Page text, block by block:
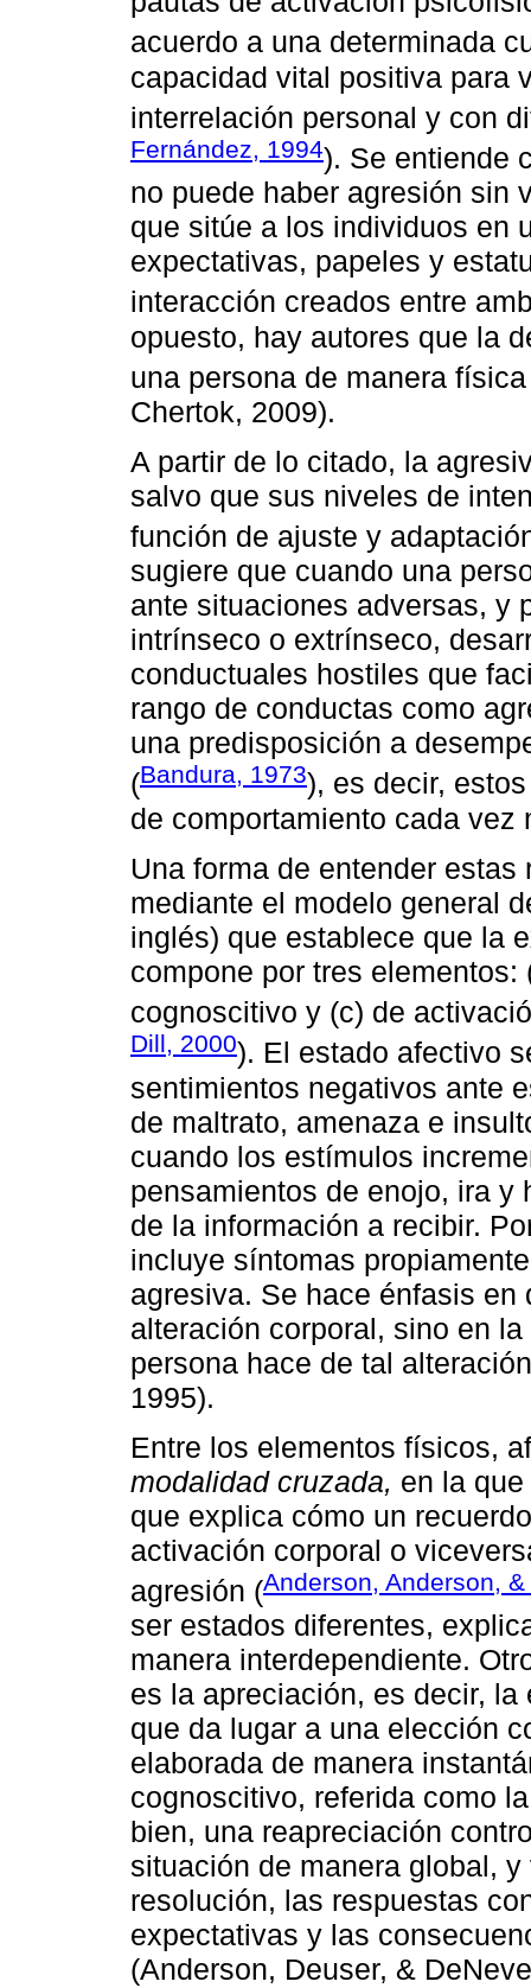
acuerdo a una determinada
capacidad vital positiva para
interrelación personal y con
Fernández, 1994). Se entiende
no puede haber agresión sin
que sitúe a los individuos en
expectativas, papeles y
interacción creados entre
opuesto, hay autores que la
una persona de manera
Chertok, 2009).
A partir de lo citado, la
salvo que sus niveles de
función de ajuste y
sugiere que cuando una
ante situaciones adversas, y
intrínseco o extrínseco,
conductuales hostiles que
rango de conductas como
una predisposición a
(Bandura, 1973), es decir,
de comportamiento cada vez
Una forma de entender
mediante el modelo general
inglés) que establece que la
compone por tres
cognoscitivo y (c) de
Dill, 2000). El estado afectivo
sentimientos negativos ante
de maltrato, amenaza e
cuando los estímulos
pensamientos de enojo, ira y
de la información a recibir.
incluye síntomas
agresiva. Se hace énfasis
alteración corporal, sino en
persona hace de tal
1995).
Entre los elementos físicos,
modalidad cruzada, en la
que explica cómo un
activación corporal o
agresión (Anderson, Anderson,
ser estados diferentes,
manera interdependiente.
es la apreciación, es decir,
que da lugar a una elección
elaborada de manera
cognoscitivo, referida como
bien, una reapreciación
situación de manera global,
resolución, las respuestas
expectativas y las
(Anderson, Deuser, &